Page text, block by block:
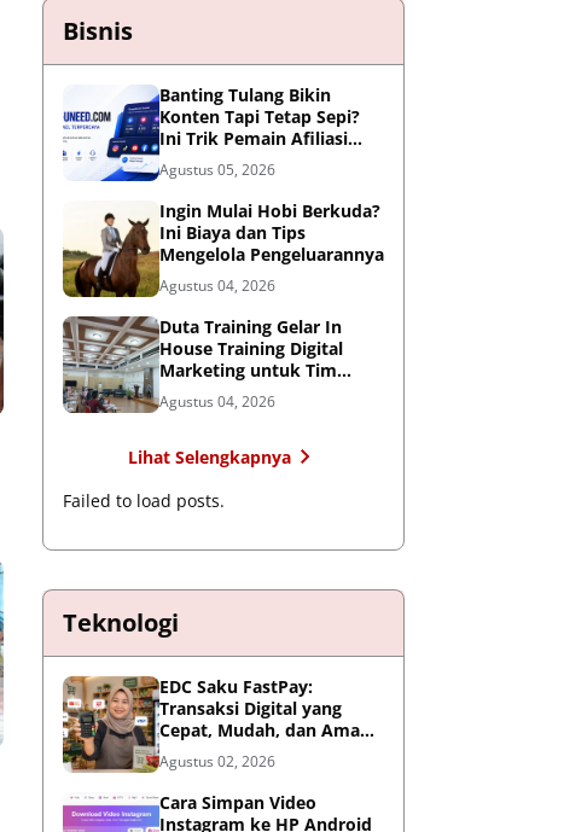
Bisnis
Banting Tulang Bikin
Konten Tapi Tetap Sepi?
Ini Trik Pemain Afiliasi
Tembus FYP
Agustus 05, 2026
Ingin Mulai Hobi Berkuda?
Ini Biaya dan Tips
Mengelola Pengeluarannya
Agustus 04, 2026
Duta Training Gelar In
House Training Digital
Marketing untuk Tim
RSUP Persahabatan
Agustus 04, 2026
Lihat Selengkapnya
Failed to load posts.
Teknologi
EDC Saku FastPay:
Transaksi Digital yang
Cepat, Mudah, dan Aman
untuk Bisnis
Agustus 02, 2026
Cara Simpan Video
Instagram ke HP Android